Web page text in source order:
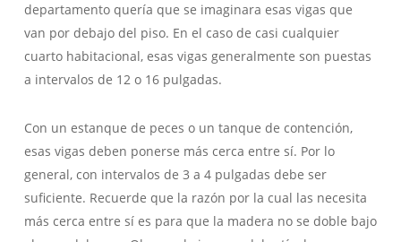
departamento quería que se imaginara esas vigas que
van por debajo del piso. En el caso de casi cualquier
cuarto habitacional, esas vigas generalmente son puestas
a intervalos de 12 o 16 pulgadas.
Con un estanque de peces o un tanque de contención,
esas vigas deben ponerse más cerca entre sí. Por lo
general, con intervalos de 3 a 4 pulgadas debe ser
suficiente. Recuerde que la razón por la cual las necesita
más cerca entre sí es para que la madera no se doble bajo